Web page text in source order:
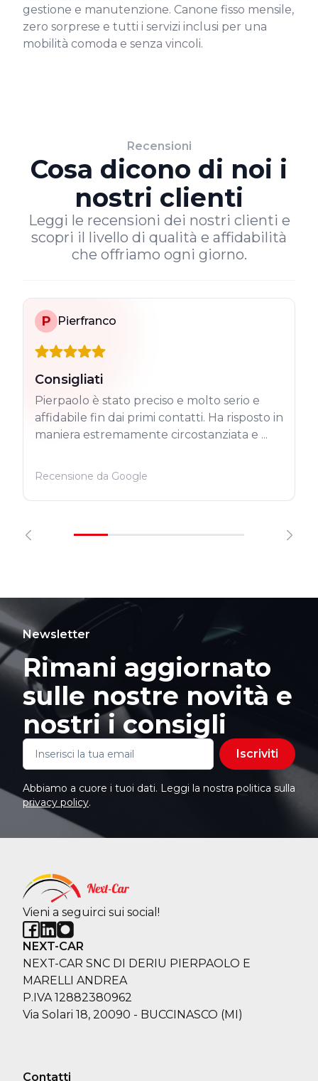
gestione e manutenzione. Canone fisso mensile,
zero sorprese e tutti i servizi inclusi per una
mobilità comoda e senza vincoli.
Recensioni
Cosa dicono di noi i
nostri clienti
Leggi le recensioni dei nostri clienti e
scopri il livello di qualità e affidabilità
che offriamo ogni giorno.
P Pierfranco
Consigliati
Pierpaolo è stato preciso e molto serio e
affidabile fin dai primi contatti. Ha risposto in
maniera estremamente circostanziata e ...
Recensione da Google
Newsletter
Rimani aggiornato
sulle nostre novità e
nostri i consigli
Iscriviti
Abbiamo a cuore i tuoi dati. Leggi la nostra politica sulla
privacy policy.
Vieni a seguirci sui social!
NEXT-CAR
NEXT-CAR SNC DI DERIU PIERPAOLO E
MARELLI ANDREA
P.IVA 12882380962
Via Solari 18, 20090 - BUCCINASCO (MI)
Contatti